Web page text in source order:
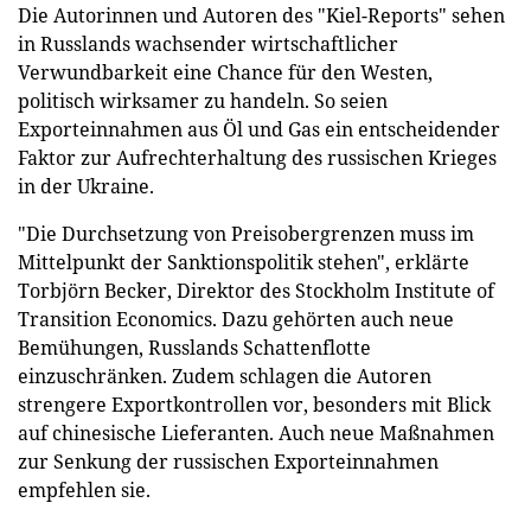
Die Autorinnen und Autoren des "Kiel-Reports" sehen
in Russlands wachsender wirtschaftlicher
Verwundbarkeit eine Chance für den Westen,
politisch wirksamer zu handeln. So seien
Exporteinnahmen aus Öl und Gas ein entscheidender
Faktor zur Aufrechterhaltung des russischen Krieges
in der Ukraine.
"Die Durchsetzung von Preisobergrenzen muss im
Mittelpunkt der Sanktionspolitik stehen", erklärte
Torbjörn Becker, Direktor des Stockholm Institute of
Transition Economics. Dazu gehörten auch neue
Bemühungen, Russlands Schattenflotte
einzuschränken. Zudem schlagen die Autoren
strengere Exportkontrollen vor, besonders mit Blick
auf chinesische Lieferanten. Auch neue Maßnahmen
zur Senkung der russischen Exporteinnahmen
empfehlen sie.